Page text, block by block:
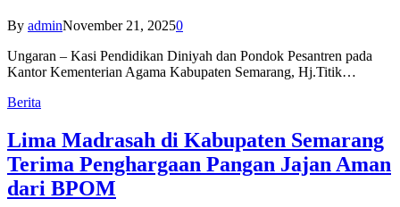
By adminNovember 21, 20250
Ungaran – Kasi Pendidikan Diniyah dan Pondok Pesantren pada
Kantor Kementerian Agama Kabupaten Semarang, Hj.Titik…
Berita
Lima Madrasah di Kabupaten Semarang
Terima Penghargaan Pangan Jajan Aman
dari BPOM